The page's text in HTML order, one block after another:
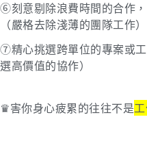
⑥刻意剔除浪費時間的合作
（嚴格去除淺薄的團隊工作）
⑦精心挑選跨單位的專案或
選高價值的協作）
♛害你身心疲累的往往不是